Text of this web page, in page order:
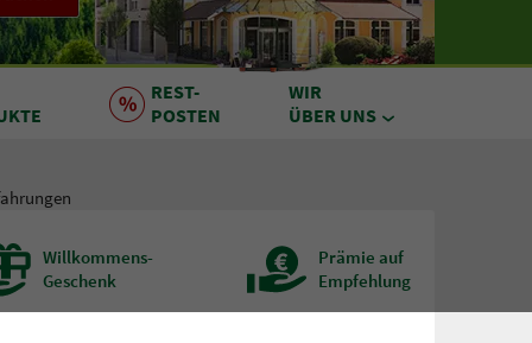
REST-
POSTEN
WIR
ÜBER UNS
Willkommens-
Geschenk
Prämie auf
Empfehlung